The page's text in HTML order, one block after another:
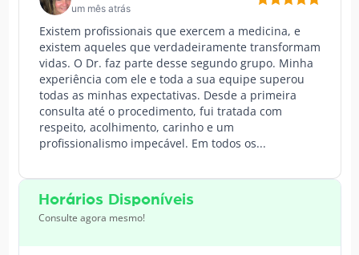
um mês atrás
Existem profissionais que exercem a medicina, e
existem aqueles que verdadeiramente transformam
vidas. O Dr. faz parte desse segundo grupo. Minha
experiência com ele e toda a sua equipe superou
todas as minhas expectativas. Desde a primeira
consulta até o procedimento, fui tratada com
respeito, acolhimento, carinho e um
profissionalismo impecável. Em todos os...
Horários Disponíveis
Consulte agora mesmo!